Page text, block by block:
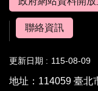
聯絡資訊
更新日期 115-08-09
地址：114059 臺北